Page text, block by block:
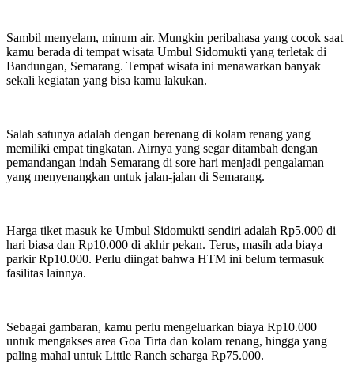
Sambil menyelam, minum air. Mungkin peribahasa yang cocok saat
kamu berada di tempat wisata Umbul Sidomukti yang terletak di
Bandungan, Semarang. Tempat wisata ini menawarkan banyak
sekali kegiatan yang bisa kamu lakukan.
Salah satunya adalah dengan berenang di kolam renang yang
memiliki empat tingkatan. Airnya yang segar ditambah dengan
pemandangan indah Semarang di sore hari menjadi pengalaman
yang menyenangkan untuk jalan-jalan di Semarang.
Harga tiket masuk ke Umbul Sidomukti sendiri adalah Rp5.000 di
hari biasa dan Rp10.000 di akhir pekan. Terus, masih ada biaya
parkir Rp10.000. Perlu diingat bahwa HTM ini belum termasuk
fasilitas lainnya.
Sebagai gambaran, kamu perlu mengeluarkan biaya Rp10.000
untuk mengakses area Goa Tirta dan kolam renang, hingga yang
paling mahal untuk Little Ranch seharga Rp75.000.